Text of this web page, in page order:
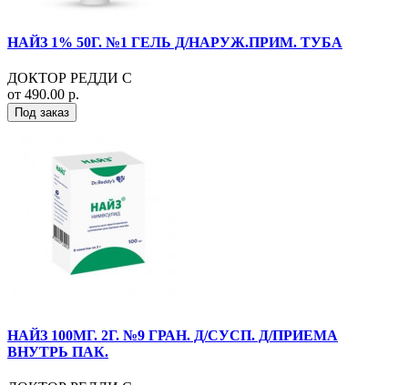
НАЙЗ 1% 50Г. №1 ГЕЛЬ Д/НАРУЖ.ПРИМ. ТУБА
ДОКТОР РЕДДИ С
от 490.00 р.
Под заказ
НАЙЗ 100МГ. 2Г. №9 ГРАН. Д/СУСП. Д/ПРИЕМА
ВНУТРЬ ПАК.